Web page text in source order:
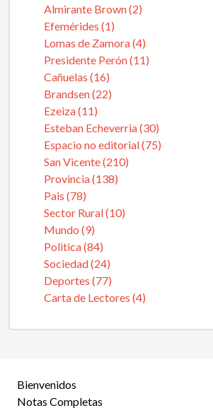
Almirante Brown (2)
Efemérides (1)
Lomas de Zamora (4)
Presidente Perón (11)
Cañuelas (16)
Brandsen (22)
Ezeiza (11)
Esteban Echeverria (30)
Espacio no editorial (75)
San Vicente (210)
Provincia (138)
Pais (78)
Sector Rural (10)
Mundo (9)
Politica (84)
Sociedad (24)
Deportes (77)
Carta de Lectores (4)
Bienvenidos
Notas Completas